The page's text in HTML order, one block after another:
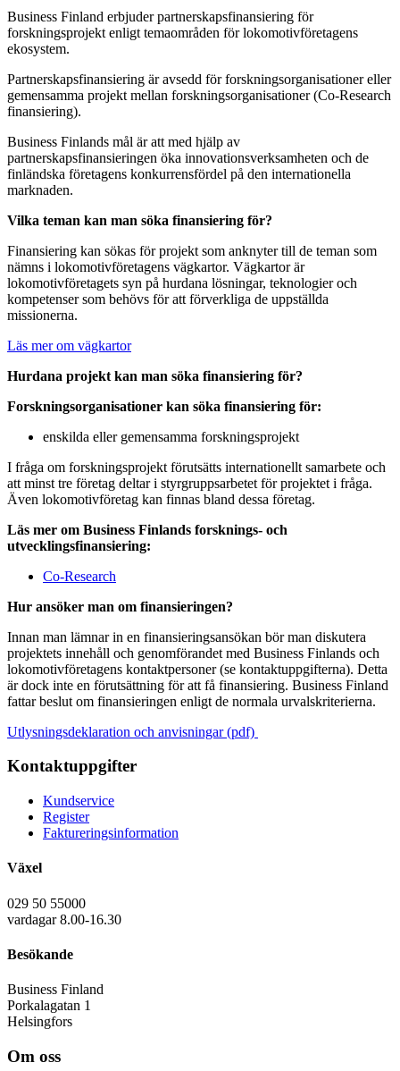
Business Finland erbjuder partnerskapsfinansiering för
forskningsprojekt enligt temaområden för lokomotivföretagens
ekosystem.
Partnerskapsfinansiering är avsedd för forskningsorganisationer eller
gemensamma projekt mellan forskningsorganisationer (Co-Research
finansiering).
Business Finlands mål är att med hjälp av
partnerskapsfinansieringen öka innovationsverksamheten och de
finländska företagens konkurrensfördel på den internationella
marknaden.
Vilka teman kan man söka finansiering för?
Finansiering kan sökas för projekt som anknyter till de teman som
nämns i lokomotivföretagens vägkartor. Vägkartor är
lokomotivföretagets syn på hurdana lösningar, teknologier och
kompetenser som behövs för att förverkliga de uppställda
missionerna.
Läs mer om vägkartor
Hurdana projekt kan man söka finansiering för?
Forskningsorganisationer kan söka finansiering för:
enskilda eller gemensamma forskningsprojekt
I fråga om forskningsprojekt förutsätts internationellt samarbete och
att minst tre företag deltar i styrgruppsarbetet för projektet i fråga.
Även lokomotivföretag kan finnas bland dessa företag.
Läs mer om Business Finlands forsknings- och
utvecklingsfinansiering:
Co-Research
Hur ansöker man om finansieringen?
Innan man lämnar in en finansieringsansökan bör man diskutera
projektets innehåll och genomförandet med Business Finlands och
lokomotivföretagens kontaktpersoner (se kontaktuppgifterna). Detta
är dock inte en förutsättning för att få finansiering. Business Finland
fattar beslut om finansieringen enligt de normala urvalskriterierna.
Utlysningsdeklaration och anvisningar (pdf)
Kontaktuppgifter
Kundservice
Register
Faktureringsinformation
Växel
029 50 55000
vardagar 8.00-16.30
Besökande
Business Finland
Porkalagatan 1
Helsingfors
Om oss